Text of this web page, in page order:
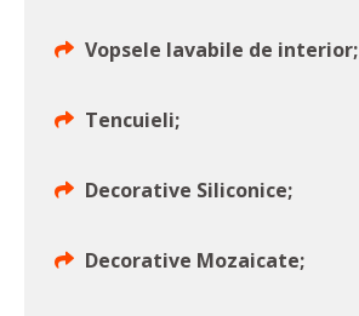
Vopsele lavabile de interior;
Tencuieli;
Decorative Siliconice;
Decorative Mozaicate;